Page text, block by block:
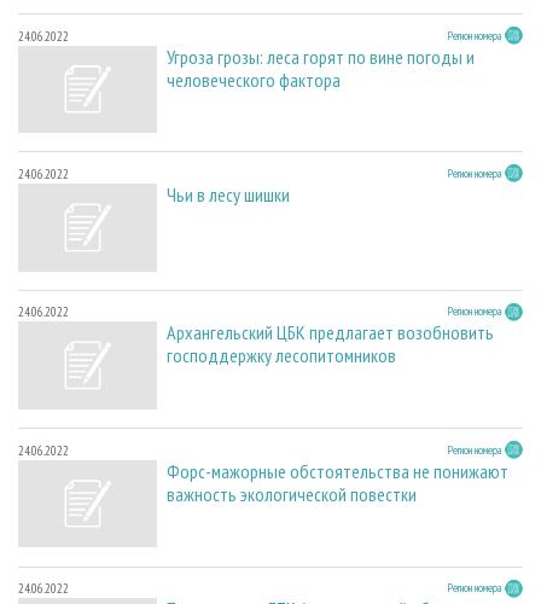
24.06.2022 Регион номера
Угроза грозы: леса горят по вине погоды и
человеческого фактора
24.06.2022 Регион номера
Чьи в лесу шишки
24.06.2022 Регион номера
Архангельский ЦБК предлагает возобновить
господдержку лесопитомников
24.06.2022 Регион номера
Форс-мажорные обстоятельства не понижают
важность экологической повестки
24.06.2022 Регион номера